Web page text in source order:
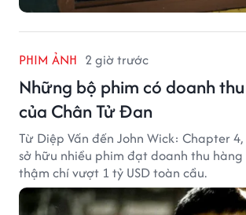
PHIM ẢNH 2 giờ trước
Những bộ phim có doanh
của Chân Tử Đan
Từ Diệp Vấn đến John Wick: Chapter
sở hữu nhiều phim đạt doanh thu hàng
thậm chí vượt 1 tỷ USD toàn cầu.